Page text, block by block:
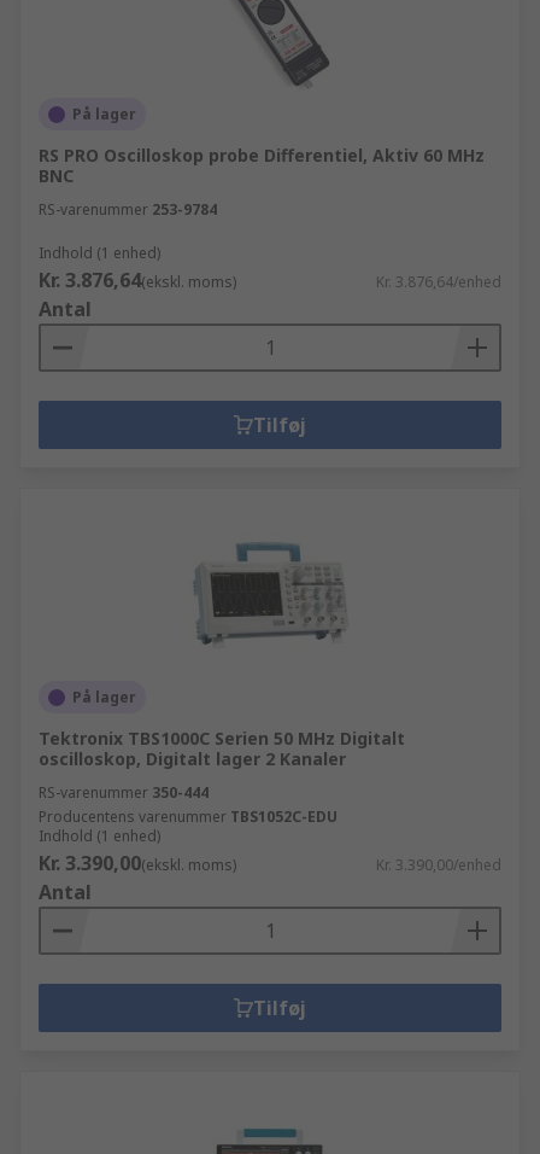
På lager
RS PRO Oscilloskop probe Differentiel, Aktiv 60 MHz
BNC
RS-varenummer 253-9784
Indhold (1 enhed)
Kr. 3.876,64(ekskl. moms) Kr. 3.876,64/enhed
Antal
Tilføj
På lager
Tektronix TBS1000C Serien 50 MHz Digitalt
oscilloskop, Digitalt lager 2 Kanaler
RS-varenummer 350-444
Producentens varenummer TBS1052C-EDU
Indhold (1 enhed)
Kr. 3.390,00(ekskl. moms) Kr. 3.390,00/enhed
Antal
Tilføj